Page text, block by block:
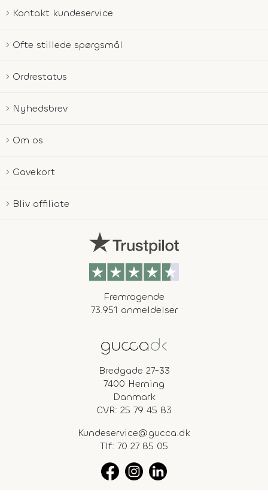
Kontakt kundeservice
Ofte stillede spørgsmål
Ordrestatus
Nyhedsbrev
Om os
Gavekort
Bliv affiliate
Fremragende
73.951 anmeldelser
Bredgade 27-33
7400 Herning
Danmark
CVR: 25 79 45 83
Kundeservice@gucca.dk
Tlf: 70 27 85 05